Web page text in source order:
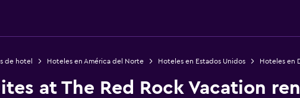
de hotel Hoteles en América del Norte Hoteles en Estados Unidos Hoteles en
at The Red Rock Vacation